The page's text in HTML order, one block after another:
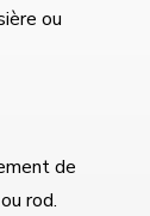
ou
de
rod.